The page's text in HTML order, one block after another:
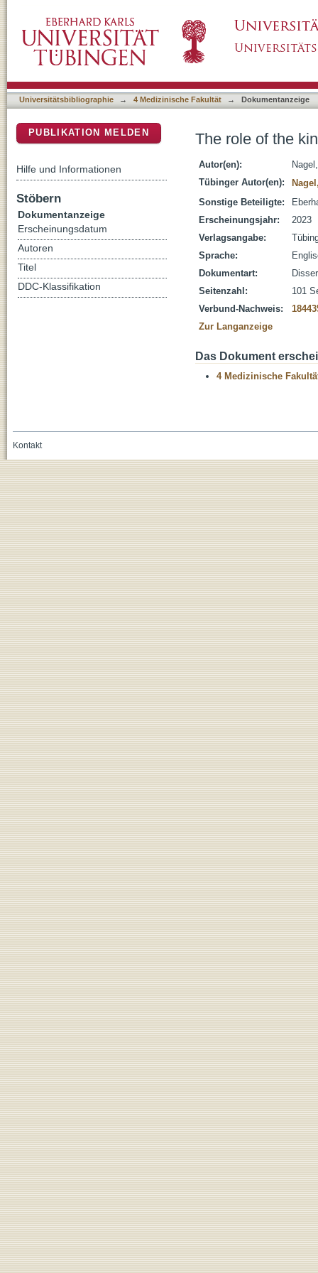
Universitätsbibliographie → 4 Medizinische Fakultät → Dokumentanzeige
The role of the
Autor(en):
Tübinger Autor(en):
Sonstige Beteiligte:
Erscheinungsjahr:
2023
Verlagsangabe:
Sprache:
Dokumentart:
Seitenzahl:
101
Verbund-Nachweis:
Zur Langanzeige
Das Dokument
4 Medizinische
PUBLIKATION MELDEN
Hilfe und Informationen
Stöbern
Dokumentanzeige
Erscheinungsdatum
Autoren
Titel
DDC-Klassifikation
Kontakt